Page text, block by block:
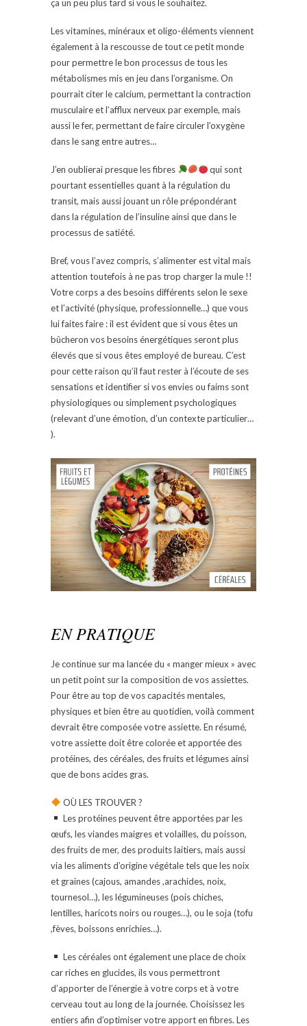
ça un peu plus tard si vous le souhaitez.
Les vitamines, minéraux et oligo-éléments viennent
également à la rescousse de tout ce petit monde
pour permettre le bon processus de tous les
métabolismes mis en jeu dans l’organisme. On
pourrait citer le calcium, permettant la contraction
musculaire et l’afflux nerveux par exemple, mais
aussi le fer, permettant de faire circuler l’oxygène
dans le sang entre autres…
J’en oublierai presque les fibres
qui sont
pourtant essentielles quant à la régulation du
transit, mais aussi jouant un rôle prépondérant
dans la régulation de l’insuline ainsi que dans le
processus de satiété.
Bref, vous l’avez compris, s’alimenter est vital mais
attention toutefois à ne pas trop charger la mule !!
Votre corps a des besoins différents selon le sexe
et l’activité (physique, professionnelle…) que vous
lui faites faire : il est évident que si vous êtes un
bûcheron vos besoins énergétiques seront plus
élevés que si vous êtes employé de bureau. C’est
pour cette raison qu’il faut rester à l’écoute de ses
sensations et identifier si vos envies ou faims sont
physiologiques ou simplement psychologiques
(relevant d’une émotion, d’un contexte particulier…
).
EN PRATIQUE
Je continue sur ma lancée du « manger mieux » avec
un petit point sur la composition de vos assiettes.
Pour être au top de vos capacités mentales,
physiques et bien être au quotidien, voilà comment
devrait être composée votre assiette. En résumé,
votre assiette doit être colorée et apportée des
protéines, des céréales, des fruits et légumes ainsi
que de bons acides gras.
OÙ LES TROUVER ?
Les protéines peuvent être apportées par les
œufs, les viandes maigres et volailles, du poisson,
des fruits de mer, des produits laitiers, mais aussi
via les aliments d’origine végétale tels que les noix
et graines (cajous, amandes ,arachides, noix,
tournesol…), les légumineuses (pois chiches,
lentilles, haricots noirs ou rouges…), ou le soja (tofu
,fèves, boissons enrichies…).
Les céréales ont également une place de choix
car riches en glucides, ils vous permettront
d’apporter de l’énergie à votre corps et à votre
cerveau tout au long de la journée. Choisissez les
entiers afin d’optimiser votre apport en fibres. Les